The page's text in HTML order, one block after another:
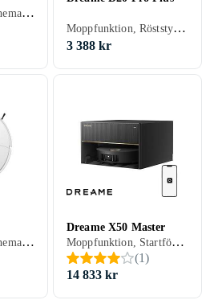
Moppfunktion, Schemaläggning, Fjärrkontroll, Automatisk dockning, Virtuella väggar, Anpassad för husdjur, Appstyrning, Dockningsstation, 180 min, Hårda golv, Mattor, 67 dB
Moppfunktion, Röststyrning, Schemaläggning, Fjärrkontroll, Trappsensor, Automatisk dockning, Anpassad för husdjur, Appstyrning, Automatisk mopptorkning, Dockningsstation, 285 min, 64 dB, Självtömmande
3 388 kr
Moppfunktion, Schemaläggning, Fjärrkontroll, Automatisk dockning, Virtuella väggar, Anpassad för husdjur, Appstyrning, Stöder kantrengöring, Automatisk mopptorkning, Dockningsstation, 180 min, 68.5 dB, Självtömmande
Dreame X50 Master
Moppfunktion, Startfördröjning, Timer, Röststyrning, Schemaläggning, Fjärrkontroll, Trappsensor, Automatisk dockning, Virtuella väggar, Anpassad för husdjur, Appstyrning, Stöder kantrengöring, Dockningsstation, 200 min, 75 dB, Självtömmande
(1)
14 833 kr